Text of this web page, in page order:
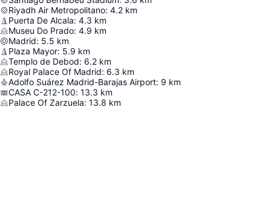
Riyadh Air Metropolitano: 4.2 km
Puerta De Alcala: 4.3 km
Museu Do Prado: 4.9 km
Madrid: 5.5 km
Plaza Mayor: 5.9 km
Templo de Debod: 6.2 km
Royal Palace Of Madrid: 6.3 km
Adolfo Suárez Madrid-Barajas Airport: 9 km
CASA C-212-100: 13.3 km
Palace Of Zarzuela: 13.8 km